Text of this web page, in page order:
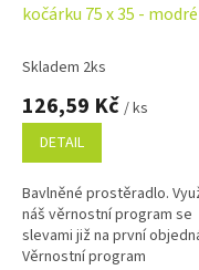
kočárku 75 x 35 - modré
Skladem 2ks
126,59 Kč / ks
DETAIL
Bavlněné prostěradlo.
náš věrnostní program se
slevami již na první
Věrnostní program